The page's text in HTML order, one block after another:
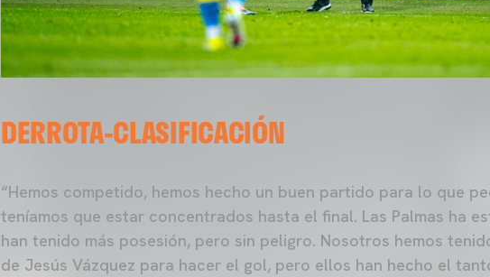
DERROTA-CLASIFICACIÓN
“Hemos competido, hemos hecho un buen partido para lo que
teníamos que estar concentrados hasta el final. Las Palmas ha
han tenido más posesión, pero sin peligro. Nosotros hemos
de Jesús Vázquez para hacer el gol, pero ellos han hecho el